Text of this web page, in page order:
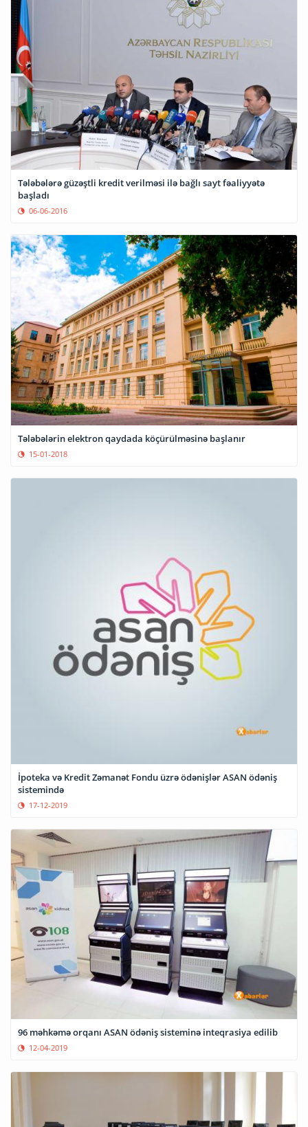
Tələbələrə güzəştli kredit verilməsi ilə bağlı sayt fəaliyyətə
başladı
06-06-2016
Tələbələrin elektron qaydada köçürülməsinə başlanır
15-01-2018
İpoteka və Kredit Zəmanət Fondu üzrə ödənişlər ASAN ödəniş
sistemində
17-12-2019
96 məhkəmə orqanı ASAN ödəniş sisteminə inteqrasiya edilib
12-04-2019